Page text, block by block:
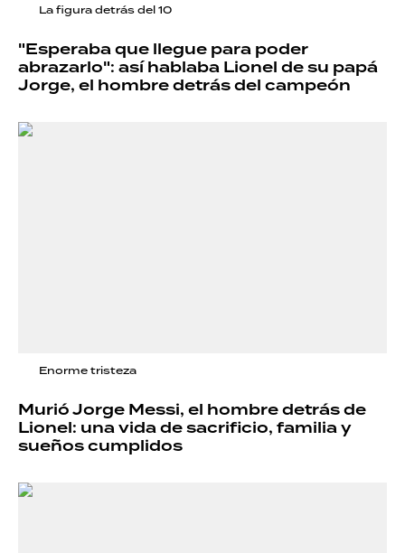
La figura detrás del 10
"Esperaba que llegue para poder
abrazarlo": así hablaba Lionel de su papá
Jorge, el hombre detrás del campeón
Enorme tristeza
Murió Jorge Messi, el hombre detrás de
Lionel: una vida de sacrificio, familia y
sueños cumplidos